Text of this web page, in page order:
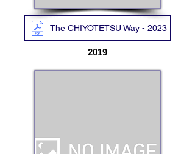
The CHIYOTETSU Way - 2023
2019